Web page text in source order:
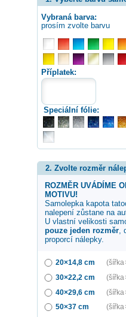
Vybraná barva:
prosím zvolte barvu
Příplatek:
Speciální fólie:
2. Zvolte rozměr
ROZMĚR UVÁDÍME
MOTIVU!
Samolepka kapota
nalepení zůstane na
U vlastní velikosti
pouze jeden rozměr,
proporcí nálepky.
20×14,8 cm (šířka
30×22,2 cm
(šířka
40×29,6 cm
(šířka
50×37 cm
(šířka